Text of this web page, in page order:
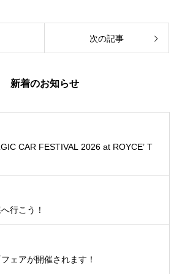
次の記事
新着のお知らせ
CAR FESTIVAL 2026 at ROYCE’ T
行こう！
ェアが開催されます！